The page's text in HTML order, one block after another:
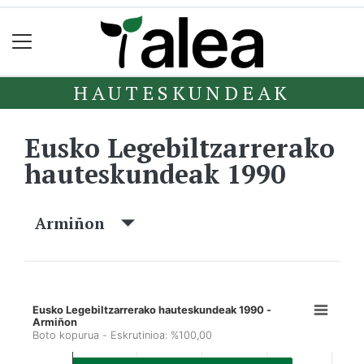
HAUTESKUNDEAK
Eusko Legebiltzarrerako
hauteskundeak 1990
Armiñon
Eusko Legebiltzarrerako hauteskundeak 1990 -
Armiñon
Boto kopurua - Eskrutinioa: %100,00